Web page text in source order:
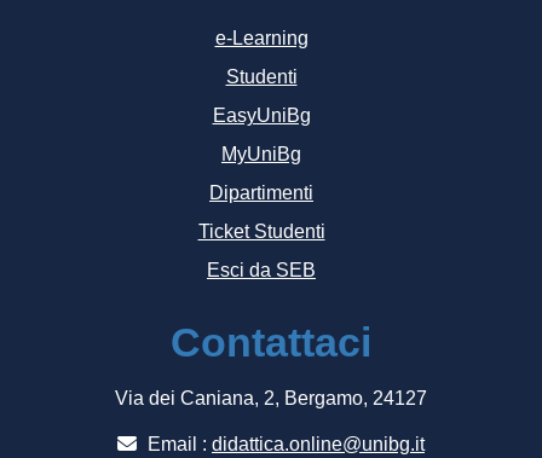
e-Learning
Studenti
EasyUniBg
MyUniBg
Dipartimenti
Ticket Studenti
Esci da SEB
Contattaci
Via dei Caniana, 2, Bergamo, 24127
Email : didattica.online@unibg.it